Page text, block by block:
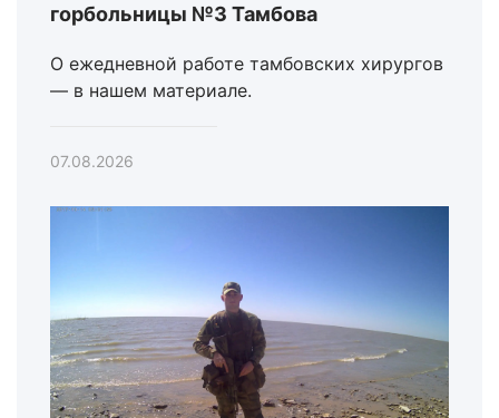
горбольницы №3 Тамбова
О ежедневной работе тамбовских хирургов
— в нашем материале.
07.08.2026